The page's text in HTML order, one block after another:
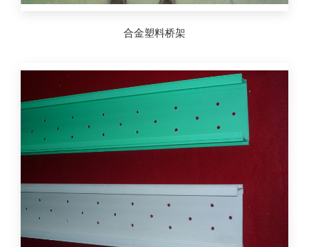
合金塑料桥架